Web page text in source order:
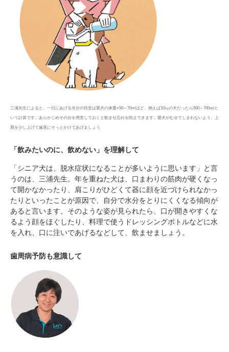
三浦先生によると、一日にあげる水分の目安は愛犬の体重×50～70mlほど。例えば10㎏の犬だったら500～700mlと
いう計算です。あらかじめその分を用意しておくと飲ませ忘れを防止できます。愛犬がむせてしまわないよう、上
唇を少し上げて歯茎にそっとかけてあげましょう
「飲みたいのに、飲めない」を理解して
「シニア犬は、脱水症状になることが多いように思います」と言
うのは、三浦先生。年を重ねた犬は、口まわりの筋肉が硬くなっ
て開かなかったり、肩こりがひどくて器に顔を近づけられなかっ
たりといったことが原因で、自分で水分をとりにくくなる傾向が
あると言います。そのような姿が見られたら、口が開きやすくな
るよう顔をほぐしたり、料理で使うドレッシングボトルなどに水
を入れ、口に注いであげるなどして、飲ませましょう。
歯周病予防も意識して